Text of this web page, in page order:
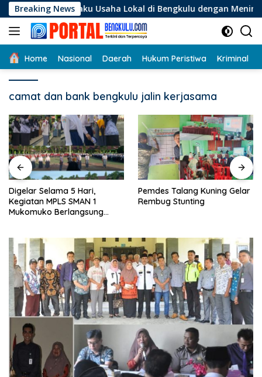
Langsung
ke
konten
Breaking News
Pelaku Usaha Lokal di Bengkulu dengan Meningkatkan
Home Nasional Daerah Hukum Peristiwa Kriminal
camat dan bank bengkulu jalin kerjasama
Digelar Selama 5 Hari,
Kegiatan MPLS SMAN 1
Mukomuko Berlangsung
Pemdes Talang Kuning Gelar
Rembug Stunting